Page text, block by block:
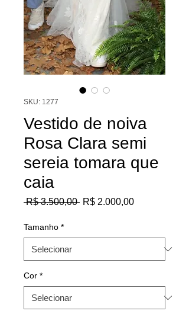
SKU: 1277
Vestido de noiva
Rosa Clara semi
sereia tomara que
caia
R$ 3.500,00 Preço
R$ 2.000,00Preço
Tamanho *
Cor *